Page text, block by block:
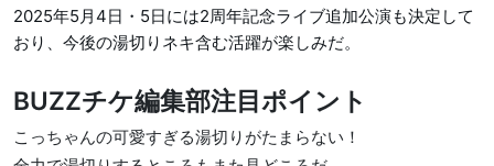
2025年5月4日・5日には2周年記念ライブ追加公演も決定して
おり、今後の湯切りネキ含む活躍が楽しみだ。
BUZZチケ編集部注目ポイント
こっちゃんの可愛すぎる湯切りがたまらない！